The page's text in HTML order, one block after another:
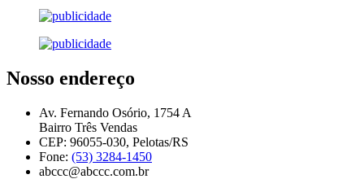
Nosso endereço
Av. Fernando Osório, 1754 A
Bairro Três Vendas
CEP: 96055-030, Pelotas/RS
Fone: (53) 3284-1450
abccc@abccc.com.br